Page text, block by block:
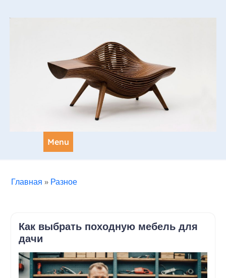
Menu
Главная » Разное
Как выбрать походную мебель для
дачи